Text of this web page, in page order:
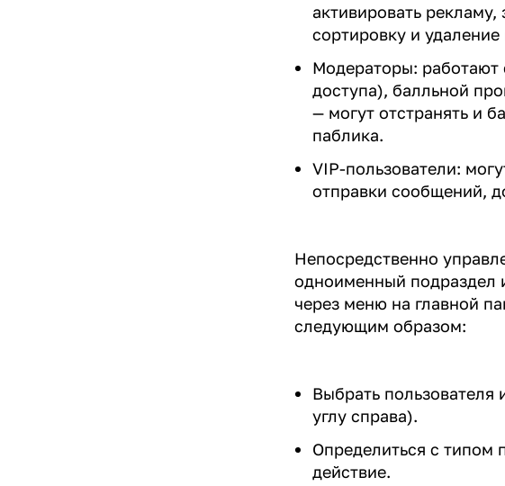
активировать
сортировку и
Модераторы: работают
доступа), балльной
— могут отстранять и
паблика.
VIP-пользователи:
отправки сообщений,
Непосредственно
одноименный подраздел
через меню на главной
следующим образом:
Выбрать пользователя
углу справа).
Определиться с типом
действие.